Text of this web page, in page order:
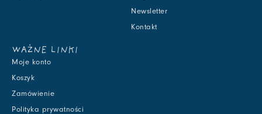
Newsletter
Kontakt
WAŻNE LINKI
Moje konto
Koszyk
Zamówienie
Polityka prywatności